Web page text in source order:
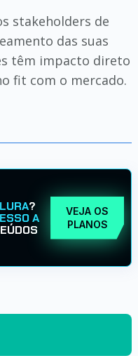
stakeholders de
das suas
têm impacto direto
fit com o mercado.
?
A
VEJA OS
PLANOS